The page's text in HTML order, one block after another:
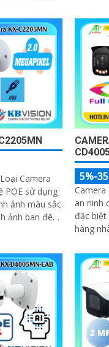
Camera
POE sử dụng
ảnh màu sắc
5%-
Camera
an ninh
đặc biệt
hàng
giả